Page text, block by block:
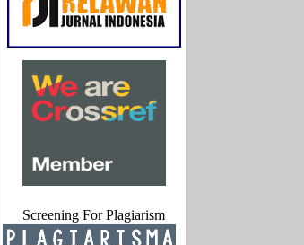
Screening For Plagiarism